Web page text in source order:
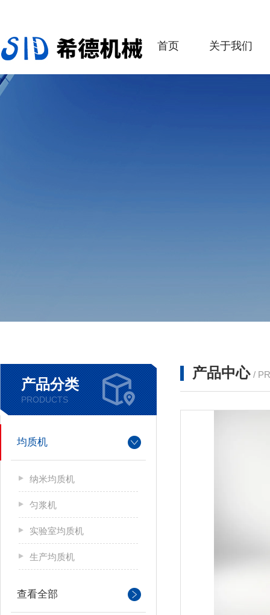
首页 关于我们
产品分类
PRODUCTS
均质机
纳米均质机
匀浆机
实验室均质机
生产均质机
查看全部
产品中心 /